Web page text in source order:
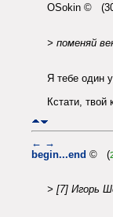
OSokin ©
> поменяй
Я тебе один
Кстати, твой
← →
begin...end © (
> [7] Игорь